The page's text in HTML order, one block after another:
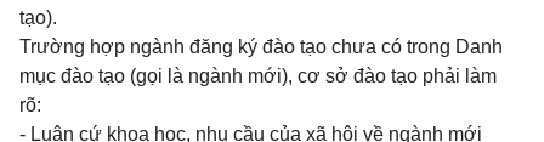
tạo).
Trường hợp ngành đăng ký đào tạo chưa có trong Danh
mục đào tạo (gọi là ngành mới), cơ sở đào tạo phải làm
rõ:
- Luận cứ khoa học, nhu cầu của xã hội về ngành mới